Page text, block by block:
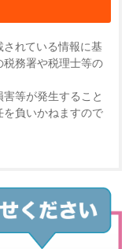
れている情報に基
務署や税理士等の
等が発生すること
負いかねますので